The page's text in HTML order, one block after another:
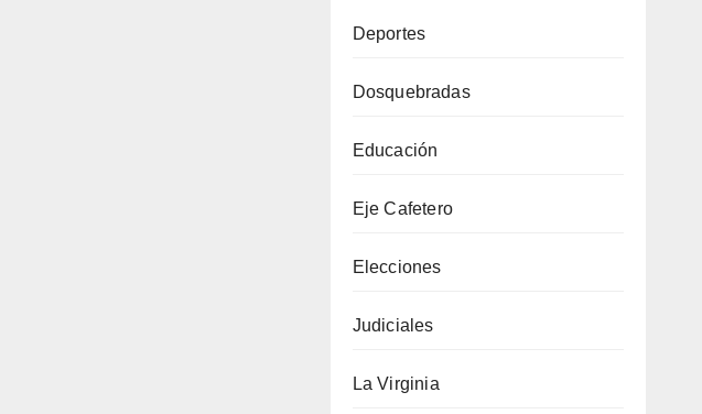
Deportes
Dosquebradas
Educación
Eje Cafetero
Elecciones
Judiciales
La Virginia